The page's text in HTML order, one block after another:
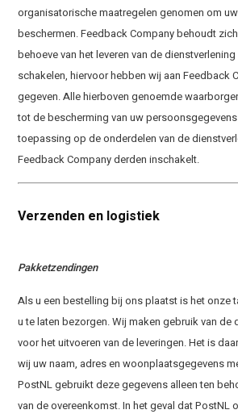
organisatorische maatregelen genomen om
beschermen. Feedback Company behoudt
behoeve van het leveren van de
schakelen, hiervoor hebben wij aan Feedback
gegeven. Alle hierboven genoemde
tot de bescherming van uw
toepassing op de onderdelen van de
Feedback Company derden inschakelt.
Verzenden en logistiek
Pakketzendingen
Als u een bestelling bij ons plaatst is het onze
u te laten bezorgen. Wij maken gebruik van de
voor het uitvoeren van de leveringen. Het is
wij uw naam, adres en woonplaatsgegevens
PostNL gebruikt deze gegevens alleen ten
van de overeenkomst. In het geval dat PostNL